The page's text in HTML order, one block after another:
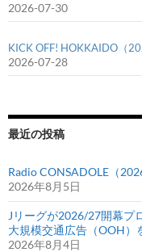
2026-07-30
KICK OFF! HOKKAIDO（
2026-07-28
最近の投稿
Radio CONSADOLE（
2026年8月5日
Jリーグが2026/27開幕プ
大規模交通広告（OOH）
2026年8月4日